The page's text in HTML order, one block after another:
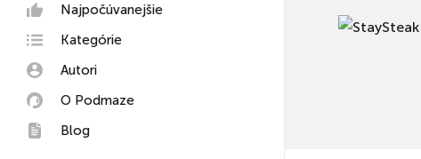
Najpočúvanejšie
Kategórie
Autori
O Podmaze
Blog